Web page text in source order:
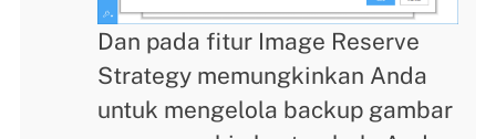
Dan pada fitur Image Reserve
Strategy memungkinkan Anda
untuk mengelola backup gambar